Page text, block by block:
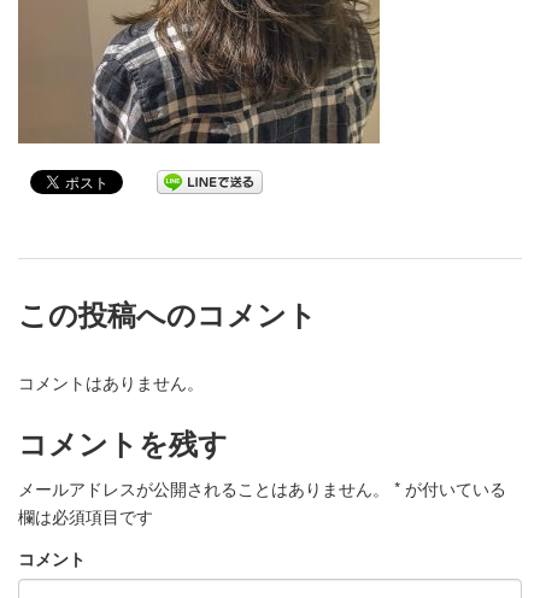
この投稿へのコメント
コメントはありません。
コメントを残す
メールアドレスが公開されることはありません。 * が付いている
欄は必須項目です
コメント